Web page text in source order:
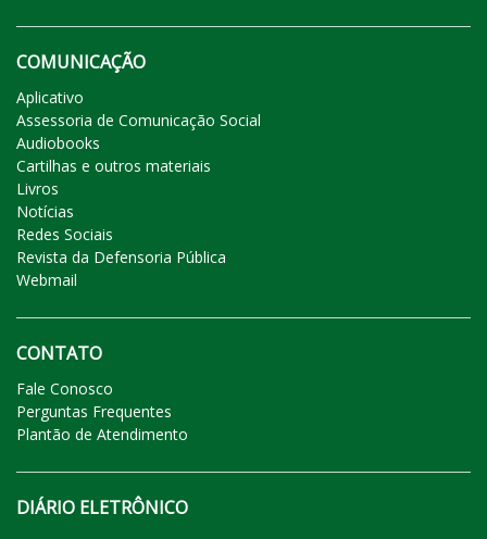
COMUNICAÇÃO
Aplicativo
Assessoria de Comunicação Social
Audiobooks
Cartilhas e outros materiais
Livros
Notícias
Redes Sociais
Revista da Defensoria Pública
Webmail
CONTATO
Fale Conosco
Perguntas Frequentes
Plantão de Atendimento
DIÁRIO ELETRÔNICO